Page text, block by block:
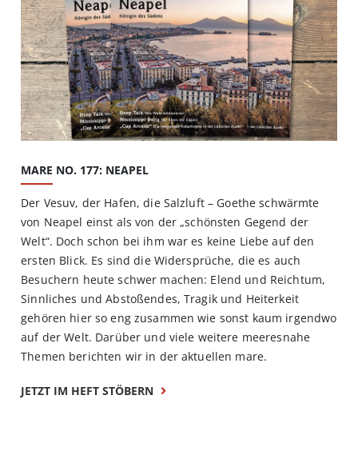
MARE NO. 177: NEAPEL
Der Vesuv, der Hafen, die Salzluft – Goethe schwärmte
von Neapel einst als von der „schönsten Gegend der
Welt“. Doch schon bei ihm war es keine Liebe auf den
ersten Blick. Es sind die Widersprüche, die es auch
Besuchern heute schwer machen: Elend und Reichtum,
Sinnliches und Abstoßendes, Tragik und Heiterkeit
gehören hier so eng zusammen wie sonst kaum irgendwo
auf der Welt. Darüber und viele weitere meeresnahe
Themen berichten wir in der aktuellen mare.
JETZT IM HEFT STÖBERN